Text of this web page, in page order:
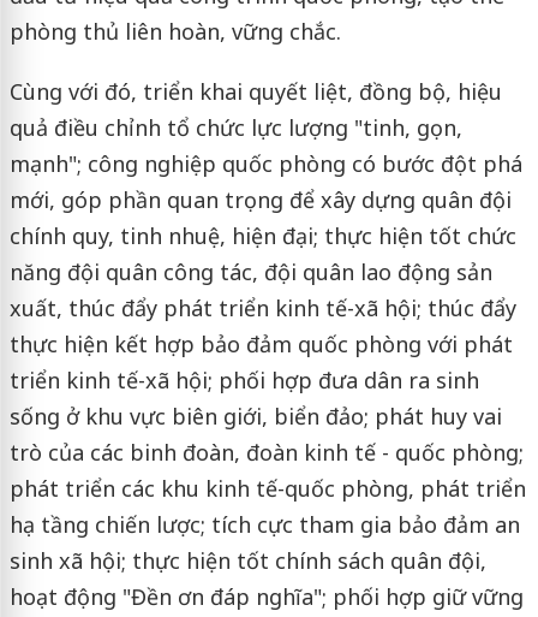
phòng thủ liên hoàn, vững chắc.
Cùng với đó, triển khai quyết liệt, đồng bộ, hiệu
quả điều chỉnh tổ chức lực lượng "tinh, gọn,
mạnh"; công nghiệp quốc phòng có bước đột phá
mới, góp phần quan trọng để xây dựng quân đội
chính quy, tinh nhuệ, hiện đại; thực hiện tốt chức
năng đội quân công tác, đội quân lao động sản
xuất, thúc đẩy phát triển kinh tế-xã hội; thúc đẩy
thực hiện kết hợp bảo đảm quốc phòng với phát
triển kinh tế-xã hội; phối hợp đưa dân ra sinh
sống ở khu vực biên giới, biển đảo; phát huy vai
trò của các binh đoàn, đoàn kinh tế - quốc phòng;
phát triển các khu kinh tế-quốc phòng, phát triển
hạ tầng chiến lược; tích cực tham gia bảo đảm an
sinh xã hội; thực hiện tốt chính sách quân đội,
hoạt động "Đền ơn đáp nghĩa"; phối hợp giữ vững